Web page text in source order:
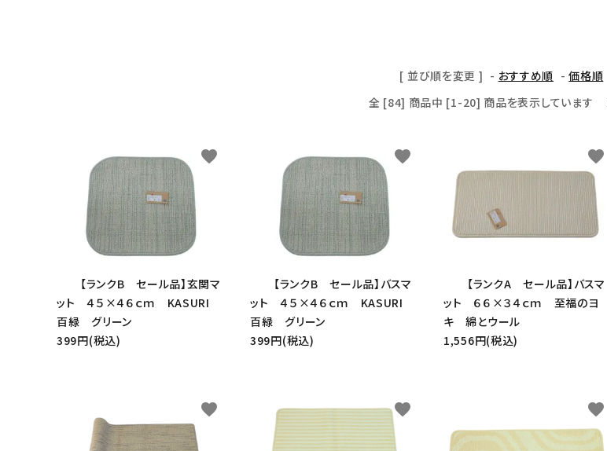
[ 並び順を変更 ] - おすすめ順 -価格順
全 [84] 商品中 [1-20] 商品を表示しています
【ランクB セール品】玄関マ
ット ４５×４６ｃｍ KASURI
百緑 グリーン
399円(税込)
favorite
【ランクB セール品】バスマ
ット ４５×４６ｃｍ KASURI
百緑 グリーン
399円(税込)
favorite
【ランクA セール品】バスマ
ット ６６×３４ｃｍ 至福のヨ
キ 綿とウール
1,556円(税込)
favorite
favorite favorite favorite
カテゴリー